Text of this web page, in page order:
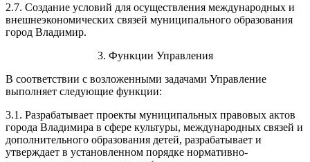
2.7. Создание условий для осуществления международных и
внешнеэкономических связей муниципального образования
город Владимир.
3. Функции Управления
В соответствии с возложенными задачами Управление
выполняет следующие функции:
3.1. Разрабатывает проекты муниципальных правовых актов
города Владимира в сфере культуры, международных связей и
дополнительного образования детей, разрабатывает и
утверждает в установленном порядке нормативно-